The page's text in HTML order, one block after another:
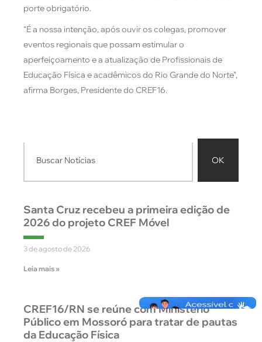
porte obrigatório.
“É a nossa intenção, após ouvir os colegas, promover
eventos regionais que possam estimular o
aperfeiçoamento e a atualização de Profissionais de
Educação Física e acadêmicos do Rio Grande do Norte”,
afirma Borges, Presidente do CREF16.
OK
Santa Cruz recebeu a primeira edição de
2026 do projeto CREF Móvel
3 de agosto de 2026
Leia mais »
CREF16/RN se reúne com Ministério
Público em Mossoró para tratar de pautas
da Educação Física